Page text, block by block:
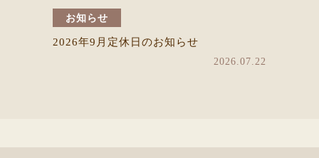
お知らせ
2026年9月定休日のお知らせ
2026.07.22